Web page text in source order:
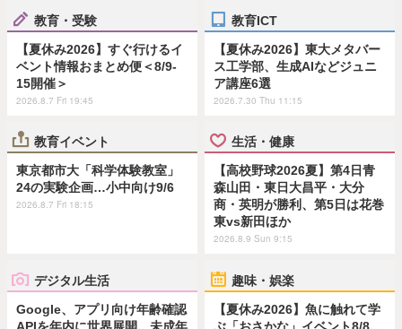
教育・受験
【夏休み2026】すぐ行けるイ
ベント情報おまとめ便＜8/9-
15開催＞
2026.8.7 Fri 19:45
教育ICT
【夏休み2026】東大メタバー
ス工学部、生成AIなどジュニ
ア講座6選
2026.7.30 Thu 11:15
教育イベント
東京都市大「科学体験教室」
24の実験企画…小中向け9/6
2026.8.7 Fri 18:15
生活・健康
【高校野球2026夏】第4日青
森山田・東日大昌平・大分
商・英明が勝利、第5日は花巻
東vs新田ほか
2026.8.9 Sun 9:15
デジタル生活
Google、アプリ向け年齢確認
趣味・娯楽
【夏休み2026】魚に触れて学